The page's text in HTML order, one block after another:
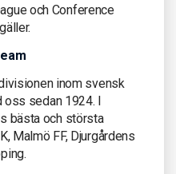
och Conference
inom svensk
oss sedan 1924. I
bästa och största
Malmö FF, Djurgårdens